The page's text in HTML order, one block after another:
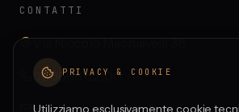
CONTATTI
Via Niccolò Machiavelli 38
02 3666 82100
info@investhospitality.it
PRIVACY & COOKIE
Utilizziamo esclusivamente cookie